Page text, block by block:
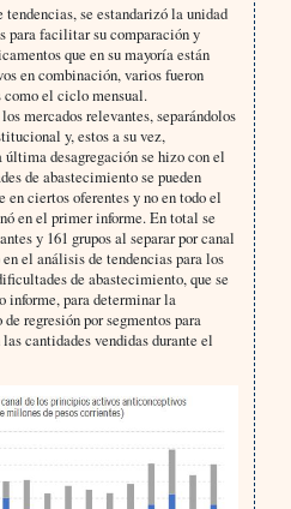
se estandarizó la unidad
para facilitar su comparación y
que en su mayoría están
en combinación, varios fueron
como el ciclo mensual.
mercados relevantes, separándolos
y, estos a su vez,
última desagregación se hizo con el
de abastecimiento se pueden
en ciertos oferentes y no en todo el
en el primer informe. En total se
y 161 grupos al separar por canal
el análisis de tendencias para los
de abastecimiento, que se
informe, para determinar la
regresión por segmentos para
cantidades vendidas durante el